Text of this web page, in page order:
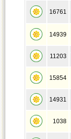
16761
14939
11203
15854
14931
1038